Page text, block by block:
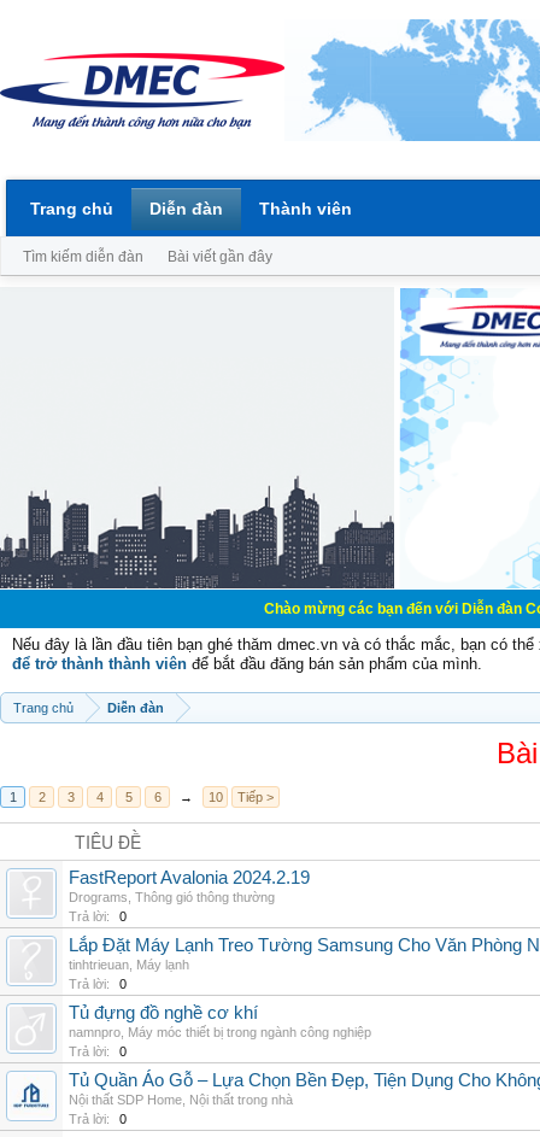
Chào mừng các bạn đến với Diễn đàn Cơ Điện -
Nếu đây là lần đầu tiên bạn ghé thăm dmec.vn và có thắc mắc, bạn có
để trở thành thành viên để bắt đầu đăng bán sản phẩm của mình.
Trang chủ Diễn đàn
1 2 3 4 5 6 → 10 Tiếp >
TIÊU ĐỀ
FastReport Avalonia 2024.2.19
Drograms Thông gió thông thường
Trả lời:
0
Lắp Đặt Máy Lạnh Treo Tường Samsung Cho Văn Phòng
tinhtrieuan Máy lạnh
Trả lời:
0
Tủ đựng đồ nghề cơ khí
namnpro Máy móc thiết bị trong ngành công nghiệp
Trả lời:
0
Tủ Quần Áo Gỗ – Lựa Chọn Bền Đẹp, Tiện Dụng Cho
Nội thất SDP Home Nội thất trong nhà
Trả lời:
0
Trang chủ Diễn đàn
Tìm kiếm diễn đàn Bài viết gần đây
Thành viên